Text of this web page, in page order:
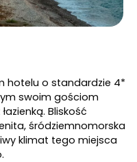
hotelu o standardzie 4*
swoim gościom
Bliskość
śródziemnomorska
klimat tego miejsca